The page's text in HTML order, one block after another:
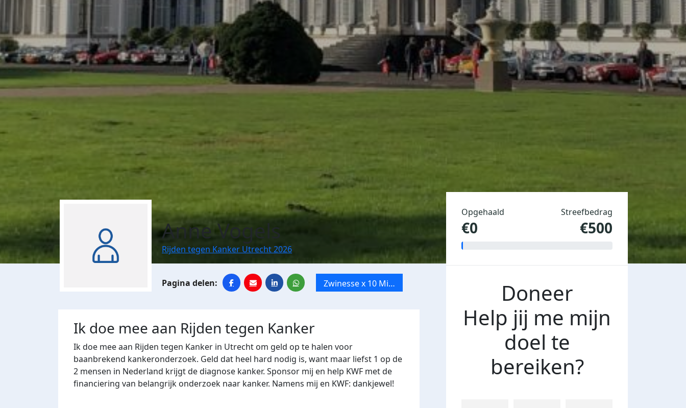
Anne Vogels
Rijden tegen Kanker Utrecht 2026
Zwinesse x 10 Mile
van Utrecht
Ik doe mee aan Rijden tegen Kanker
Ik doe mee aan Rijden tegen Kanker in Utrecht om geld op te halen voor
baanbrekend kankeronderzoek. Geld dat heel hard nodig is, want maar liefst 1 op de
2 mensen in Nederland krijgt de diagnose kanker. Sponsor mij en help KWF met de
financiering van belangrijk onderzoek naar kanker. Namens mij en KWF: dankjewel!
Opgehaald
€0
Streefbedrag
€500
Doneer
Help jij me mijn
doel te
bereiken?